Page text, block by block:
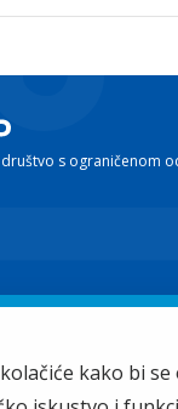
s ograničenom
kako bi